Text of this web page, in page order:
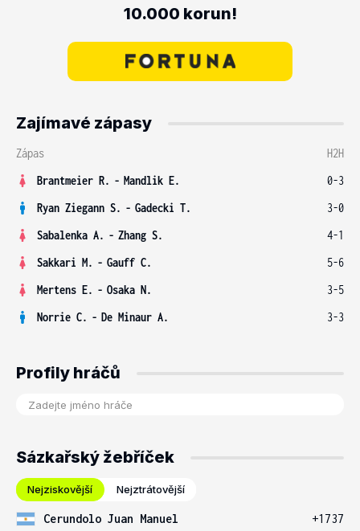
10.000 korun!
Zajímavé zápasy
Zápas
H2H
Brantmeier R. - Mandlik E.
0-3
Ryan Ziegann S. - Gadecki T.
3-0
Sabalenka A. - Zhang S.
4-1
Sakkari M. - Gauff C.
5-6
Mertens E. - Osaka N.
3-5
Norrie C. - De Minaur A. 3-3
Profily hráčů
Sázkařský žebříček
Nejziskovější Nejztrátovější
Cerundolo Juan Manuel
+1737